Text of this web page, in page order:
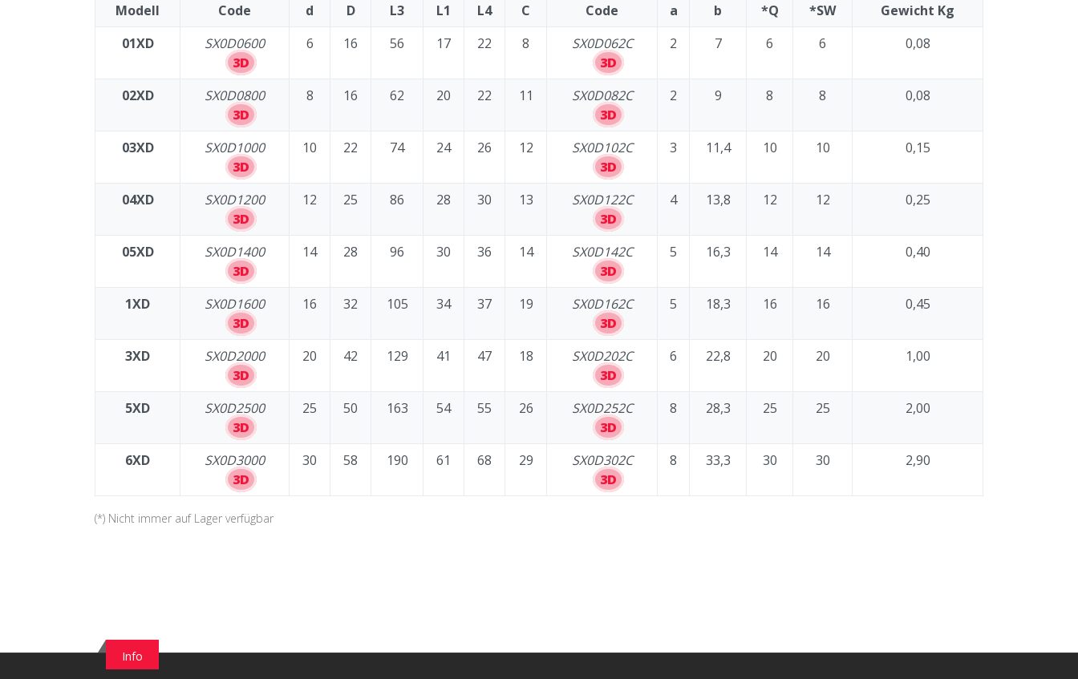
Modell Code d D L3 L1 L4 C Code a b *Q *SW
Gewicht Kg
01XD
SX0D0600
3D
6 16 56 17 22 8
SX0D062C
3D
2 7 6 6 0,08
02XD
SX0D0800
3D
8 16 62 20 22 11
SX0D082C
3D
2 9 8 8 0,08
03XD
SX0D1000
3D
10 22 74 24 26 12
SX0D102C
3D
3 11,4 10 10 0,15
04XD
SX0D1200
3D
12 25 86 28 30 13
SX0D122C
3D
4 13,8 12 12 0,25
05XD
SX0D1400
3D
14 28 96 30 36 14
SX0D142C
3D
5 16,3 14 14 0,40
1XD
SX0D1600
3D
16 32 105 34 37 19
SX0D162C
3D
5 18,3 16 16 0,45
3XD
SX0D2000
3D
20 42 129 41 47 18
SX0D202C
3D
6 22,8 20 20 1,00
5XD
SX0D2500
3D
25 50 163 54 55 26
SX0D252C
3D
8 28,3 25 25 2,00
6XD
SX0D3000
3D
30 58 190 61 68 29
SX0D302C
3D
8 33,3 30 30 2,90
(*) Nicht immer auf Lager verfügbar
Info